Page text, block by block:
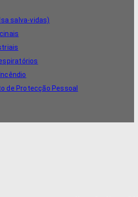
salva-vidas)
de Protecção Pessoal